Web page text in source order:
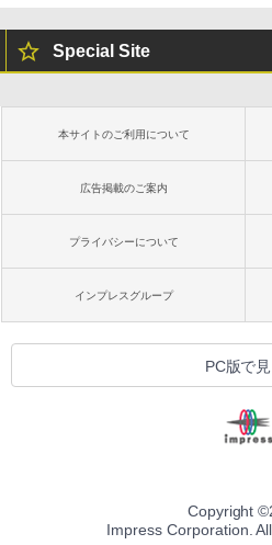
Special Site
本サイトのご利用について
広告掲載のご案内
プライバシーについて
インプレスグループ
PC版で
Copyright ©
Impress Corporation.